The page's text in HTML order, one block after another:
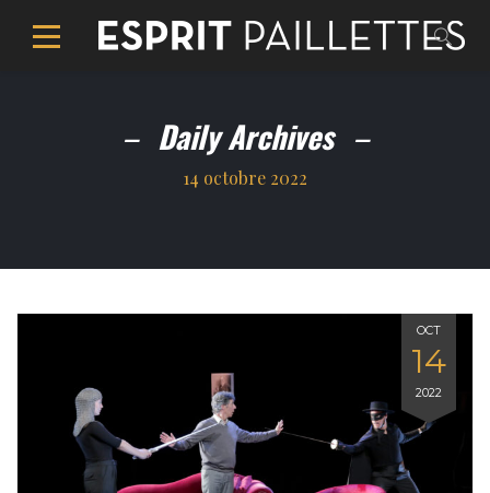
Daily Archives
14 octobre 2022
OCT
14
2022